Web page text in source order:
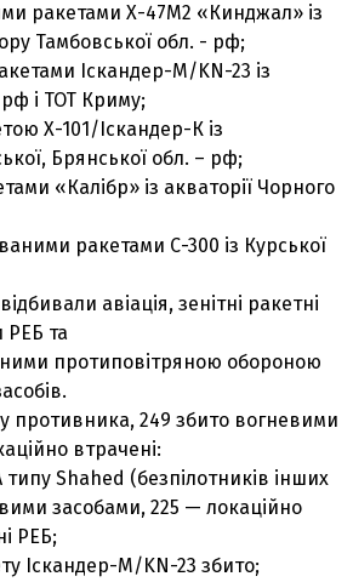
ракетами Х-47М2 «Кинджал» із
Тамбовської обл. - рф;
Іскандер-М/KN-23 із
і ТОТ Криму;
Х-101/Іскандер-К із
Брянської обл. – рф;
«Калібр» із акваторії Чорного
ракетами С-300 із Курської
авіація, зенітні ракетні
РЕБ та
протиповітряною обороною
противника, 249 збито вогневими
втрачені:
Shahed (безпілотників інших
засобами, 225 — локаційно
РЕБ;
Іскандер-М/KN-23 збито;